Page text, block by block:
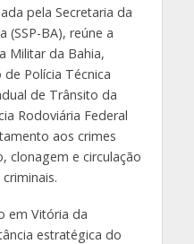
pela Secretaria da
(SSP-BA), reúne a
Militar da Bahia,
Polícia Técnica
de Trânsito da
Rodoviária Federal
aos crimes
clonagem e circulação
em Vitória da
estratégica do